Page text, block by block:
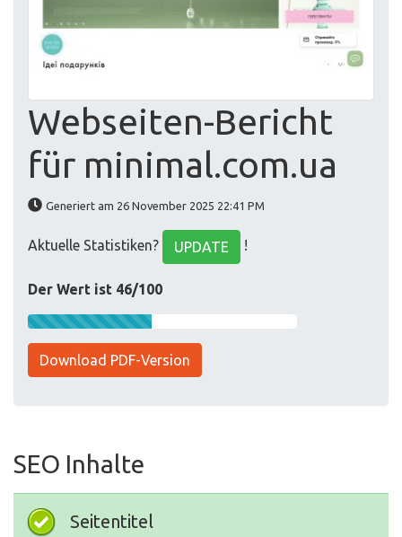
Webseiten-Bericht
für minimal.com.ua
Generiert am 26 November 2025 22:41 PM
Aktuelle Statistiken? UPDATE !
Der Wert ist 46/100
Download PDF-Version
SEO Inhalte
Seitentitel